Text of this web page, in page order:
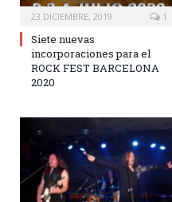
23 DICIEMBRE, 2019 1
Siete nuevas
incorporaciones para el
ROCK FEST BARCELONA
2020